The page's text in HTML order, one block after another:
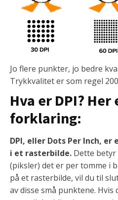
Jo flere punkter, jo bedre
Trykkvalitet er som regel
Hva er DPI? Her
forklaring:
DPI, eller Dots Per Inch,
i et rasterbilde. Dette
(piksler) det er per tomme i
på et rasterbilde, vil du til
av disse små punktene.